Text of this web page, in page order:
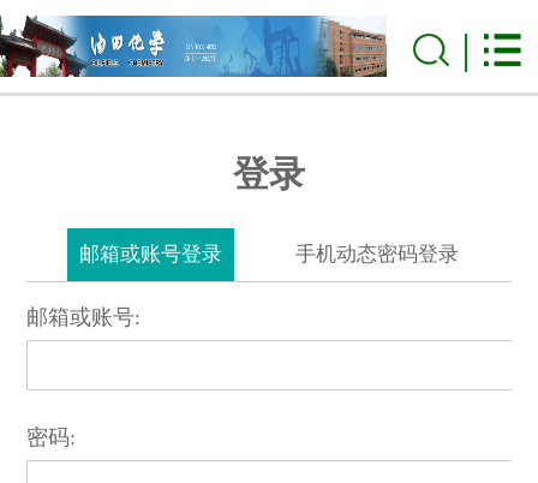
登录
邮箱或账号登录 手机动态密码登录
邮箱或账号:
密码: